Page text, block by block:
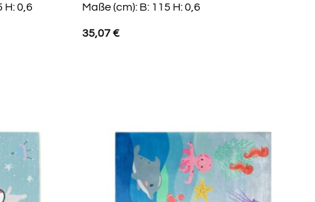
H: 0,6
Maße (cm): B: 115 H: 0,6
35,07€